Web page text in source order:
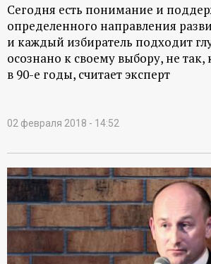
Сегодня есть понимание и
определенного направления
и каждый избиратель подходит
осознано к своему выбору, не так,
в 90-е годы, считает эксперт
02 февраля 2018 - 14:52